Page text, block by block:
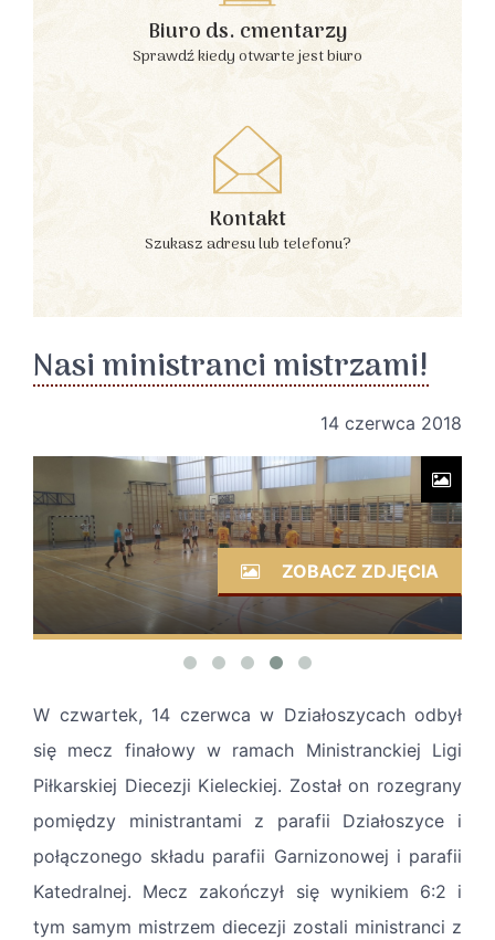
Biuro ds. cmentarzy
Sprawdź kiedy otwarte jest biuro
Kontakt
Szukasz adresu lub telefonu?
Nasi ministranci mistrzami!
14 czerwca 2018
ZOBACZ ZDJĘCIA
W czwartek, 14 czerwca w Działoszycach odbył
się mecz finałowy w ramach Ministranckiej Ligi
Piłkarskiej Diecezji Kieleckiej. Został on rozegrany
pomiędzy ministrantami z parafii Działoszyce i
połączonego składu parafii Garnizonowej i parafii
Katedralnej. Mecz zakończył się wynikiem 6:2 i
tym samym mistrzem diecezji zostali ministranci z